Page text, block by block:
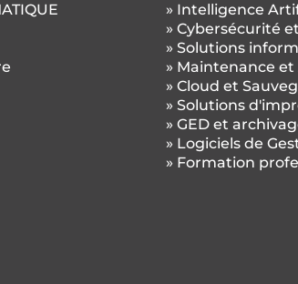
» Intelligence
» Cybersécurité
» Solutions
» Maintenance et
» Cloud et
» Solutions
» GED et
» Logiciels de
» Formation